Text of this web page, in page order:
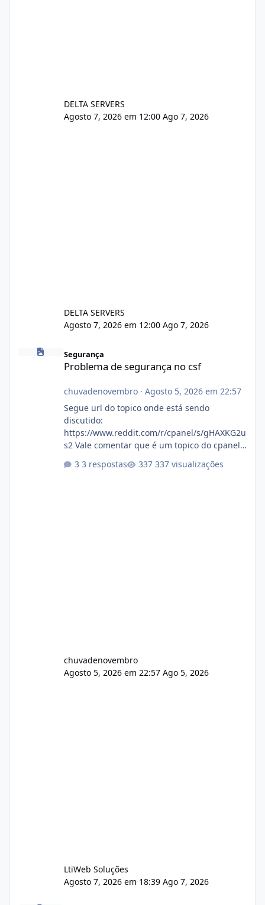
DELTA SERVERS
Agosto 7, 2026 em 12:00 Ago 7, 2026
DELTA SERVERS
Agosto 7, 2026 em 12:00 Ago 7, 2026
Problema de segurança no csf
Segurança
Problema de segurança no csf
chuvadenovembro· Agosto 5, 2026 em 22:57
Segue url do topico onde está sendo
discutido:
https://www.reddit.com/r/cpanel/s/gHAXKG2u
s2 Vale comentar que é um topico do cpanel...
3 respostas 337 visualizações
chuvadenovembro
Agosto 5, 2026 em 22:57 Ago 5, 2026
LtiWeb Soluções
Agosto 7, 2026 em 18:39 Ago 7, 2026